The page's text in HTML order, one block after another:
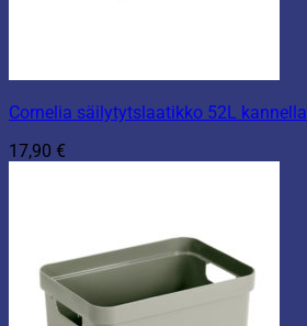
Cornelia säilytytslaatikko 52L kannella
17,90 €